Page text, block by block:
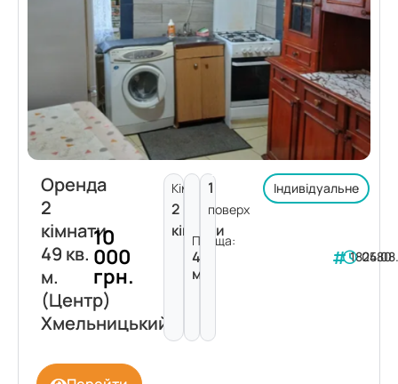
Оренда
2
кімнати
49 кв.
м.
(Центр)
Хмельницький
10
000
грн.
Кімнат:
2
кімнати
Площа:
49
м²
1
поверх
Індивідуальне
182480